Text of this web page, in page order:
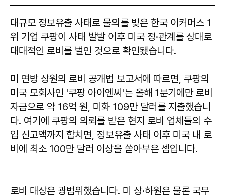
​​​​​​​대규모 정보유출 사태로 물의를 빚은 한국 이커머스 1
위 기업 쿠팡이 사태 발발 이후 미국 정·관계를 상대로
대대적인 로비를 벌인 것으로 확인됐습니다.
미 연방 상원의 로비 공개법 보고서에 따르면, 쿠팡의
미국 모회사인 '쿠팡 아이엔씨'는 올해 1분기에만 로비
자금으로 약 16억 원, 미화 109만 달러를 지출했습니
다. 여기에 쿠팡의 의뢰를 받은 현지 로비 업체들의 수
입 신고액까지 합치면, 정보유출 사태 이후 미국 내 로
비에 최소 100만 달러 이상을 쏟아부은 셈입니다.
로비 대상은 광범위했습니다. 미 상·하원은 물론 국무